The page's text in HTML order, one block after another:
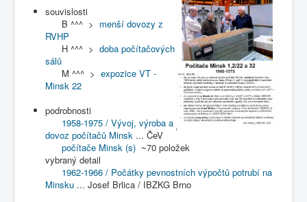
O nás
Úvod
R - redakce vývoje prog-story
(kategorie)
Průvodce expozicí
: Úvod a hlavní nabídka
témata
téma - Počítače Minsk 1, 2/22 a 32 - 1960-1975 - (r)
souvislosti
B ^^^ > menší dovozy z
RVHP
H ^^^ > doba počítačových
sálů
M ^^^ > expozice VT -
Minsk 22
podrobnosti
1958-1975 / Vývoj, výroba a
dovoz počítačů Minsk ... ČeV
počítače Minsk (s) ~70 položek
vybraný detail
1962-1966 / Počátky pevnostních výpočtů potrubí na
Minsku ... Josef Brlica / IBZKG Brno